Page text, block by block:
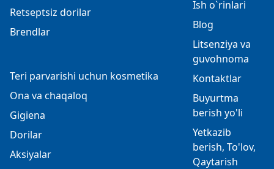
Retseptsiz dorilar
Brendlar
Teri parvarishi uchun kosmetika
Ona va chaqaloq
Gigiena
Dorilar
Aksiyalar
Ish o`rinlari
Blog
Litsenziya va
guvohnoma
Kontaktlar
Buyurtma
berish yo'li
Yetkazib
berish, To'lov,
Qaytarish